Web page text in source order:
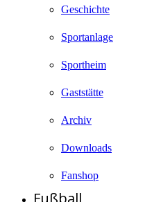
Geschichte
Sportanlage
Sportheim
Gaststätte
Archiv
Downloads
Fanshop